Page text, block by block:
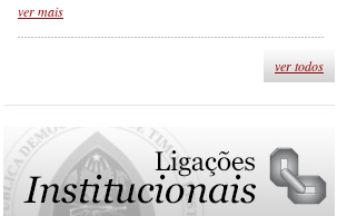
ver mais
ver todos